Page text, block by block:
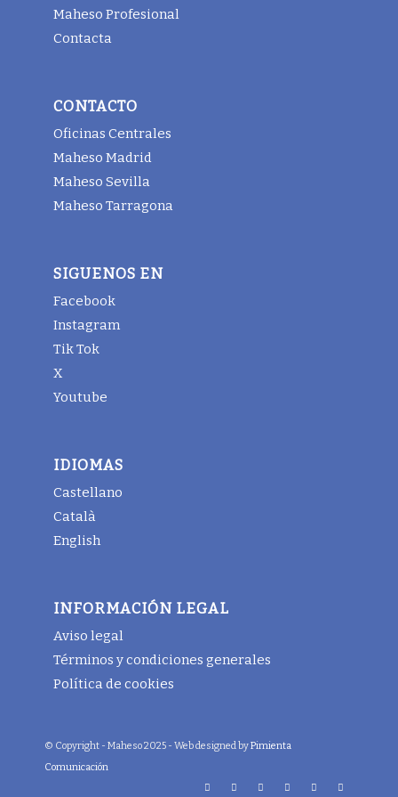
Maheso Profesional
Contacta
CONTACTO
Oficinas Centrales
Maheso Madrid
Maheso Sevilla
Maheso Tarragona
SIGUENOS EN
Facebook
Instagram
Tik Tok
X
Youtube
IDIOMAS
Castellano
Català
English
INFORMACIÓN LEGAL
Aviso legal
Términos y condiciones generales
Política de cookies
© Copyright - Maheso 2025 - Web designed byPimienta
Comunicación